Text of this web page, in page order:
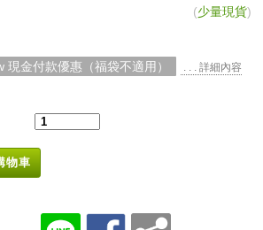
(少量現貨)
現金付款優惠（福袋不適用） . . . 詳細內容
物車